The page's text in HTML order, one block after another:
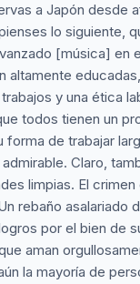
a Japón desde
lo siguiente,
[música] en
altamente
y una ética
todos tienen un
forma de trabajar
Claro,
limpias. El crimen
rebaño asalariado
por el bien de
aman
la mayoría de